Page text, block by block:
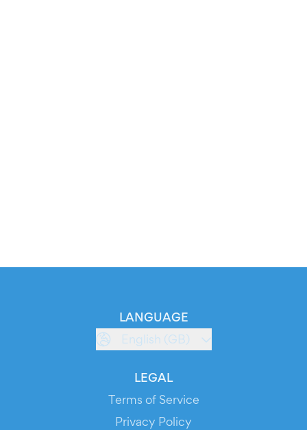
LANGUAGE
English (GB)
LEGAL
Terms of Service
Privacy Policy